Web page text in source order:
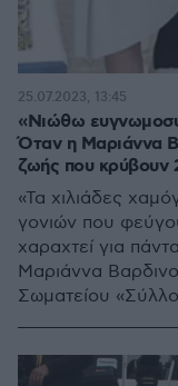
«Νιώθω
Όταν η Μαριάννα
ζωής που κρύβουν
«Τα χιλιάδες
γονιών που
χαραχτεί για
Μαριάννα
Σωματείου
25.07.2023, 13:45